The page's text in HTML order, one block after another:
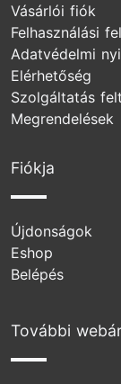
Vásárlói fiók
Felhasználási
Adatvédelmi
Elérhetőség
Szolgáltatás
Megrendelések
Fiókja
Újdonságok
Eshop
Belépés
További